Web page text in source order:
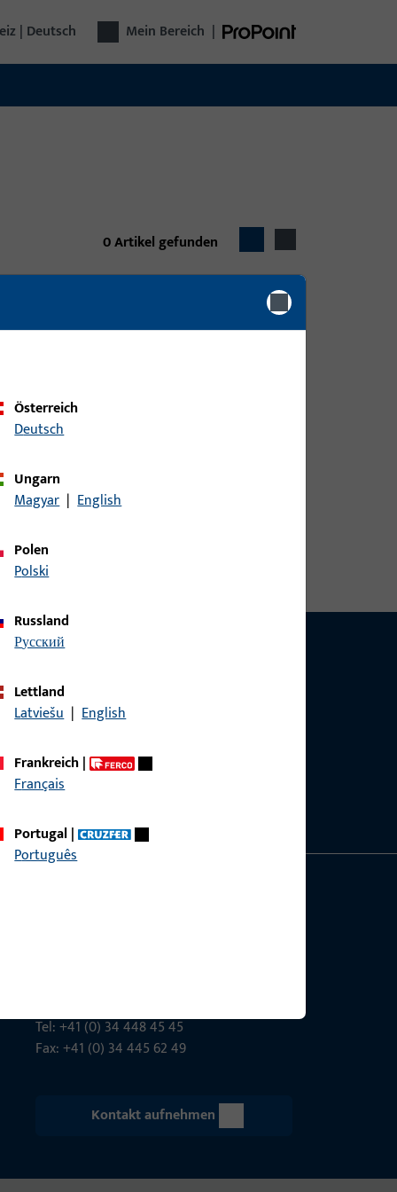
| Deutsch Mein Bereich |
Artikel gefunden
Österreich
Deutsch
Ungarn
Magyar | English
Polen
Polski
Russland
русский
Lettland
Latviešu | English
Frankreich|
Français
Portugal|
Português
Tel: +41 (0) 34 448 45 45
Fax: +41 (0) 34 445 62 49
Kontakt aufnehmen